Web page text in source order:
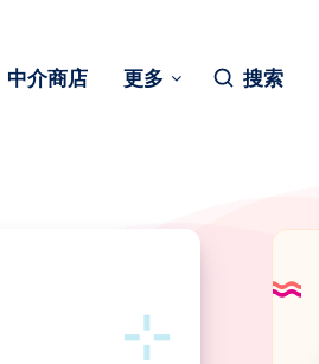
中介商店 更多 搜索